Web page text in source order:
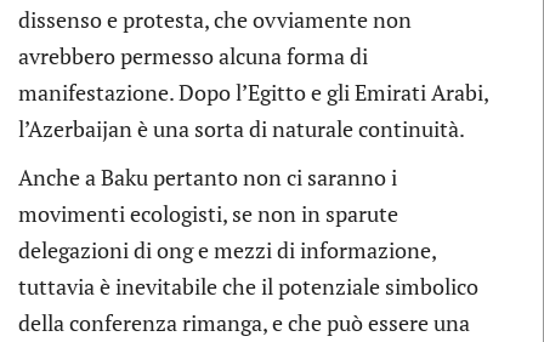
dissenso e protesta, che ovviamente non
avrebbero permesso alcuna forma di
manifestazione. Dopo l’Egitto e gli Emirati Arabi,
l’Azerbaijan è una sorta di naturale continuità.
Anche a Baku pertanto non ci saranno i
movimenti ecologisti, se non in sparute
delegazioni di ong e mezzi di informazione,
tuttavia è inevitabile che il potenziale simbolico
della conferenza rimanga, e che può essere una